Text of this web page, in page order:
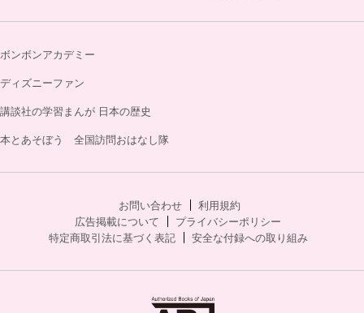
ボンボンアカデミー
ディズニーファン
講談社の学習まんが 日本の歴史
本とあそぼう 全国訪問おはなし隊
お問い合わせ
利用規約
広告掲載について
プライバシーポリシー
特定商取引法に基づく表記
安全な付録への取り組み